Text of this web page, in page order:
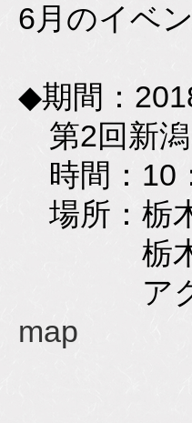
6月のイベ
◆期間：
第2回新潟
時間：10
場所：栃
栃木県
アク
map